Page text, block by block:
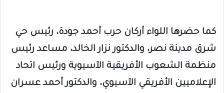
كما حضرها اللواء أركان حرب أحمد جودة، رئيس حي
شرق مدينة نصر، والدكتور نزار الخالد، مساعد رئيس
منظمة الشعوب الأفريقية الآسيوية ورئيس اتحاد
الإعلاميين الأفريقي الآسيوي، والدكتور أحمد عسران